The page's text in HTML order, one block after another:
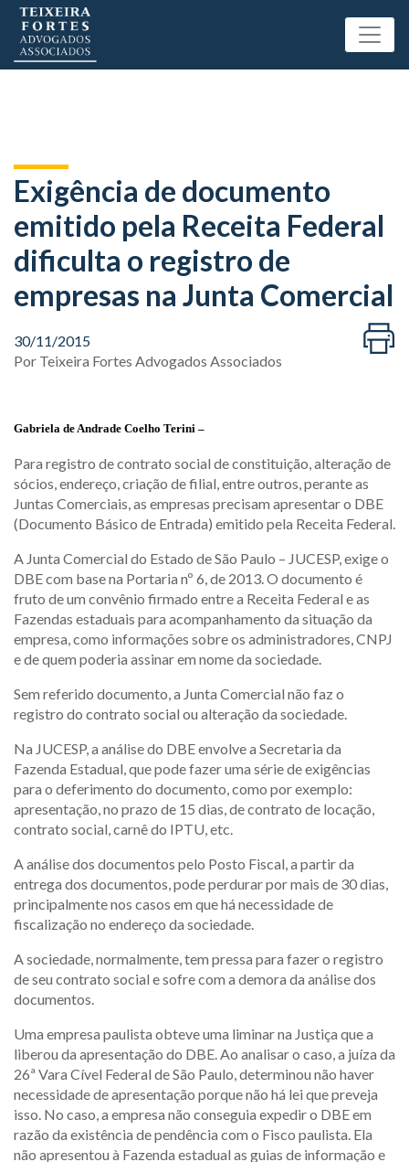
Exigência de documento
emitido pela Receita Federal
dificulta o registro de
empresas na Junta Comercial
30/11/2015
Por Teixeira Fortes Advogados Associados
Gabriela de Andrade Coelho Terini –
Para registro de contrato social de constituição, alteração de
sócios, endereço, criação de filial, entre outros, perante as
Juntas Comerciais, as empresas precisam apresentar o DBE
(Documento Básico de Entrada) emitido pela Receita Federal.
A Junta Comercial do Estado de São Paulo – JUCESP, exige o
DBE com base na Portaria nº 6, de 2013. O documento é
fruto de um convênio firmado entre a Receita Federal e as
Fazendas estaduais para acompanhamento da situação da
empresa, como informações sobre os administradores, CNPJ
e de quem poderia assinar em nome da sociedade.
Sem referido documento, a Junta Comercial não faz o
registro do contrato social ou alteração da sociedade.
Na JUCESP, a análise do DBE envolve a Secretaria da
Fazenda Estadual, que pode fazer uma série de exigências
para o deferimento do documento, como por exemplo:
apresentação, no prazo de 15 dias, de contrato de locação,
contrato social, carnê do IPTU, etc.
A análise dos documentos pelo Posto Fiscal, a partir da
entrega dos documentos, pode perdurar por mais de 30 dias,
principalmente nos casos em que há necessidade de
fiscalização no endereço da sociedade.
A sociedade, normalmente, tem pressa para fazer o registro
de seu contrato social e sofre com a demora da análise dos
documentos.
Uma empresa paulista obteve uma liminar na Justiça que a
liberou da apresentação do DBE. Ao analisar o caso, a juíza da
26ª Vara Cível Federal de São Paulo, determinou não haver
necessidade de apresentação porque não há lei que preveja
isso. No caso, a empresa não conseguia expedir o DBE em
razão da existência de pendência com o Fisco paulista. Ela
não apresentou à Fazenda estadual as guias de informação e